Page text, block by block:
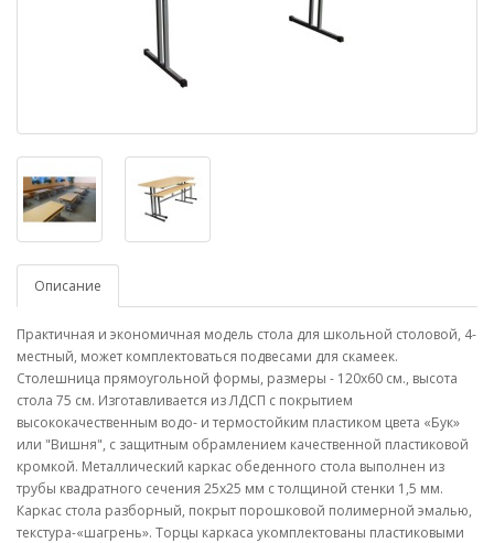
Описание
Практичная и экономичная модель стола для школьной столовой, 4-
местный, может комплектоваться подвесами для скамеек.
Столешница прямоугольной формы, размеры - 120х60 см., высота
стола 75 см. Изготавливается из ЛДСП с покрытием
высококачественным водо- и термостойким пластиком цвета «Бук»
или "Вишня", с защитным обрамлением качественной пластиковой
кромкой. Металлический каркас обеденного стола выполнен из
трубы квадратного сечения 25х25 мм с толщиной стенки 1,5 мм.
Каркас стола разборный, покрыт порошковой полимерной эмалью,
текстура-«шагрень». Торцы каркаса укомплектованы пластиковыми